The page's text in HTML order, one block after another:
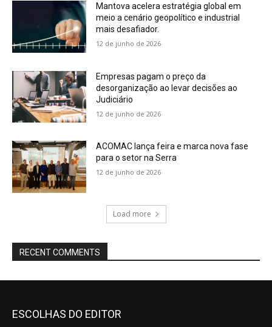
Mantova acelera estratégia global em
meio a cenário geopolítico e industrial
mais desafiador.
12 de junho de 2026
Empresas pagam o preço da
desorganização ao levar decisões ao
Judiciário
12 de junho de 2026
ACOMAC lança feira e marca nova fase
para o setor na Serra
12 de junho de 2026
Load more
RECENT COMMENTS
ESCOLHAS DO EDITOR